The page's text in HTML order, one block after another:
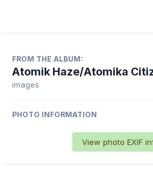
FROM THE ALBUM:
Atomik Haze/Atomika
images
PHOTO INFORMATION
View photo EXIF